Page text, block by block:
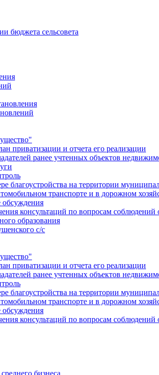
бюджета сельсовета
приватизации и отчета его реализации
ранее учтенных объектов
благоустройства на территории
транспорте и в дорожном
консультаций по вопросам соблюдений
образования
с/с
приватизации и отчета его реализации
ранее учтенных объектов
благоустройства на территории
транспорте и в дорожном
консультаций по вопросам соблюдений
бизнеса